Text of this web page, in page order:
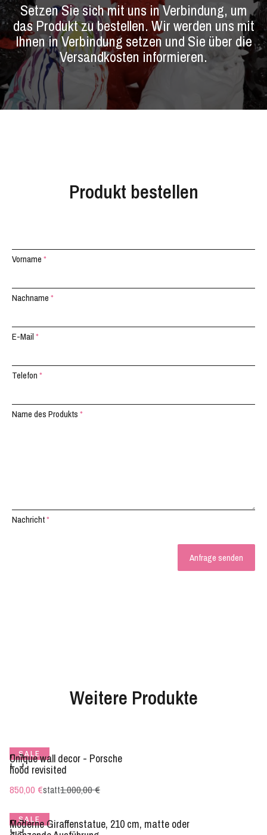
Setzen Sie sich mit uns in Verbindung, um
das Produkt zu bestellen. Wir werden uns mit
Ihnen in Verbindung setzen und Sie über die
Versandkosten informieren.
Produkt bestellen
Vorname*
Nachname*
E-Mail*
Telefon*
Name des Produkts*
Nachricht*
Weitere Produkte
SALE
Unique wall decor - Porsche
hood revisited
850,00 €statt1.000,00 €
SALE
Moderne Giraffenstatue, 210 cm, matte oder